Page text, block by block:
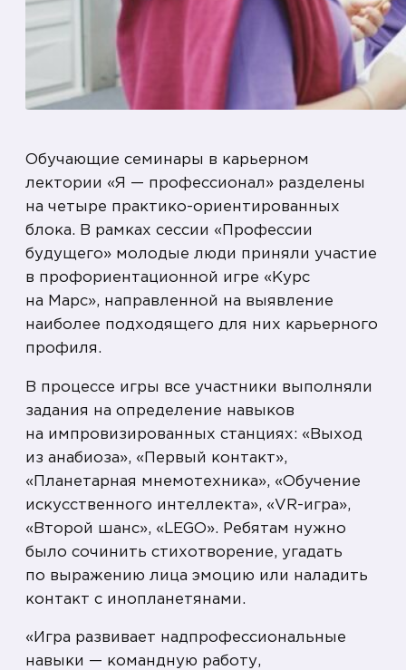
Обучающие семинары в карьерном
лектории «Я — профессионал» разделены
на четыре практико-ориентированных
блока. В рамках сессии «Профессии
будущего» молодые люди приняли участие
в профориентационной игре «Курс
на Марс», направленной на выявление
наиболее подходящего для них карьерного
профиля.
В процессе игры все участники выполняли
задания на определение навыков
на импровизированных станциях: «Выход
из анабиоза», «Первый контакт»,
«Планетарная мнемотехника», «Обучение
искусственного интеллекта», «VR-игра»,
«Второй шанс», «LEGO». Ребятам нужно
было сочинить стихотворение, угадать
по выражению лица эмоцию или наладить
контакт с инопланетянами.
«Игра развивает надпрофессиональные
навыки — командную работу,